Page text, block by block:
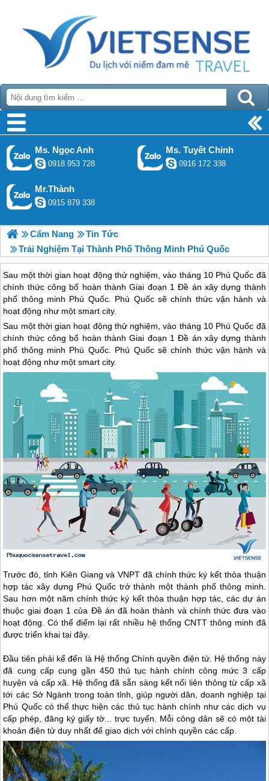
Ms. Ngọc Anh
0918 953 728
Ms. Tuyết Chinh
0916 172 338
Mr.Thành
0915 879 338
Cẩm Nang
Tin Tức
Trải Nghiệm Tại Thành Phố Thông Minh Phú Quốc
Sau một thời gian hoạt động thử nghiệm, vào tháng 10 Phú Quốc đã
chính thức công bố hoàn thành Giai đoạn 1 Đề án xây dựng thành
phố thông minh Phú Quốc. Phú Quốc sẽ chính thức vận hành và
hoạt động như một smart city.
Sau một thời gian hoạt động thử nghiệm, vào tháng 10 Phú Quốc đã
chính thức công bố hoàn thành Giai đoạn 1 Đề án xây dựng thành
phố thông minh Phú Quốc. Phú Quốcsẽ chính thức vận hành và
hoạt động như một smart city.
Trước đó, tỉnh Kiên Giang và VNPT đã chính thức ký kết thỏa thuận
hợp tác xây dựng Phú Quốctrở thành một thành phố thông minh.
Sau hơn một năm chính thức ký kết thỏa thuận hợp tác, các dự án
thuộc giai đoạn 1 của Đề án đã hoàn thành và chính thức đưa vào
hoạt động. Có thể điểm lại rất nhiều hệ thống CNTT thông minh đã
được triển khai tại đây.
Đầu tiên phải kể đến là Hệ thống Chính quyền điện tử. Hệ thống này
đã cung cấp cung gần 450 thủ tục hành chính công mức 3 cấp
huyện và cấp xã. Hệ thống đã sẵn sàng kết nối liên thông từ cấp xã
tới các Sở Ngành trong toàn tỉnh, giúp người dân, doanh nghiệp tại
Phú Quốccó thể thực hiện các thủ tục hành chính như các dịch vụ
cấp phép, đăng ký giấy tờ... trực tuyến. Mỗi công dân sẽ có một tài
khoản điện tử duy nhất để giao dịch với chính quyền các cấp.